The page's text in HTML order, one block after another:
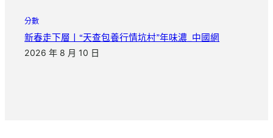
分數
新春走下層丨“天查包養行情坑村”年味濃_中國網
2026 年 8 月 10 日